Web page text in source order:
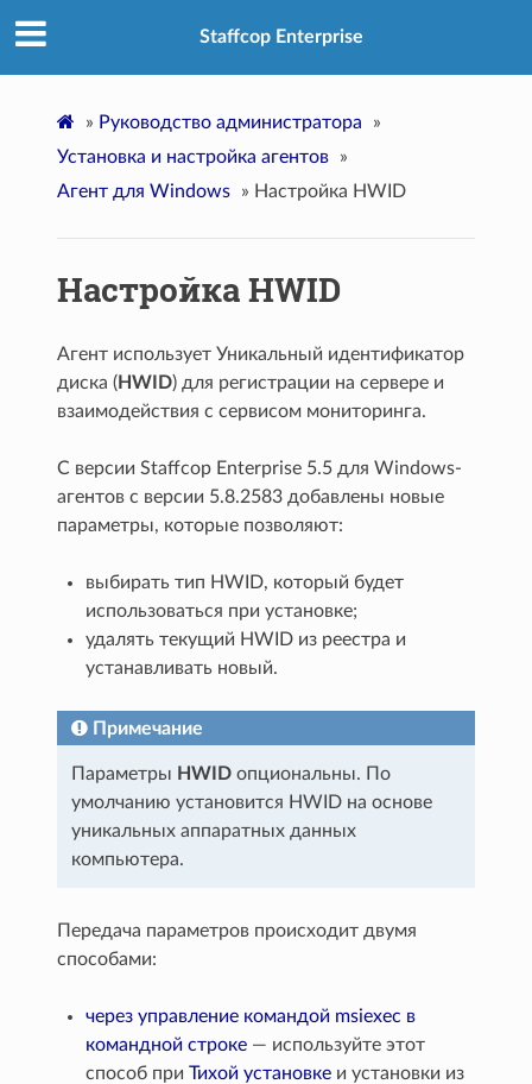
Staffcop Enterprise
» Руководство администратора
»
Установка и настройка агентов
»
Агент для Windows
» Настройка HWID
Настройка HWID
Агент использует Уникальный идентификатор
диска (HWID) для регистрации на сервере и
взаимодействия с сервисом мониторинга.
С версии Staffcop Enterprise 5.5 для Windows-
агентов с версии 5.8.2583 добавлены новые
параметры, которые позволяют:
выбирать тип HWID, который будет
использоваться при установке;
удалять текущий HWID из реестра и
устанавливать новый.
Примечание
Параметры HWID опциональны. По
умолчанию установится HWID на основе
уникальных аппаратных данных
компьютера.
Передача параметров происходит двумя
способами:
через управление командой msiexec в
командной строке — используйте этот
способ приТихой установке и установки из